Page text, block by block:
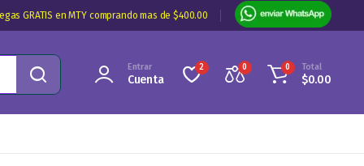
GRATIS en MTY comprando mas de $400.00
Entrar
Cuenta
2 0 0 Total
$0.00